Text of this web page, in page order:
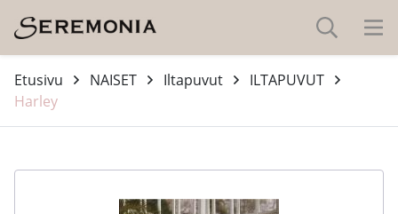
Etusivu NAISET Iltapuvut
ILTAPUVUT
Harley